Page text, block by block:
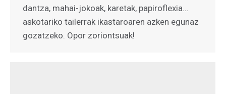
dantza, mahai-jokoak, karetak, papiroflexia…
askotariko tailerrak ikastaroaren azken egunaz
gozatzeko. Opor zoriontsuak!